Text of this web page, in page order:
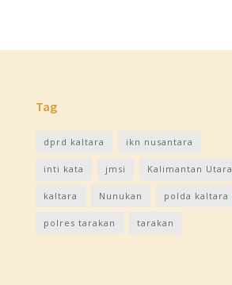
Tag
dprd kaltara ikn nusantara
inti kata jmsi Kalimantan Utara
kaltara Nunukan polda kaltara
polres tarakan tarakan